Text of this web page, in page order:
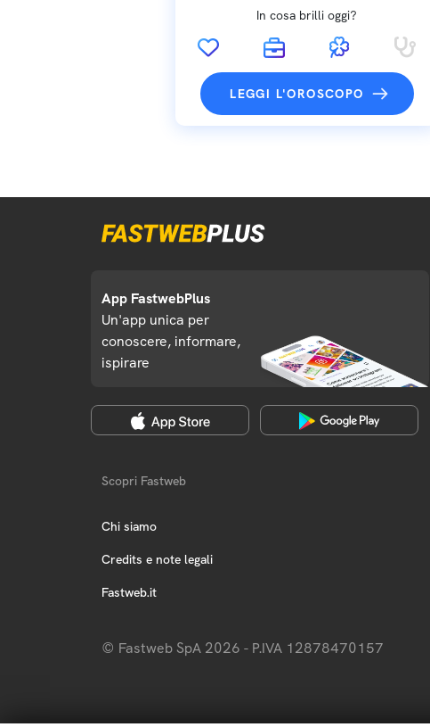
In cosa brilli oggi?
LEGGI L'OROSCOPO
App FastwebPlus
Un'app unica per
conoscere, informare,
ispirare
Scopri Fastweb
Chi siamo
Credits e note legali
Fastweb.it
© Fastweb SpA 2026 - P.IVA 12878470157